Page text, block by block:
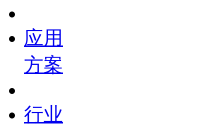
应用
方案
行业